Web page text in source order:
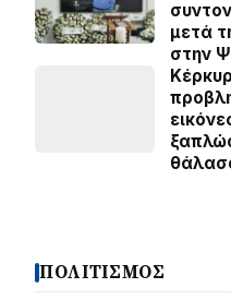
μετά
στην
ΠΟΛΙΤΙΣΜΟΣ